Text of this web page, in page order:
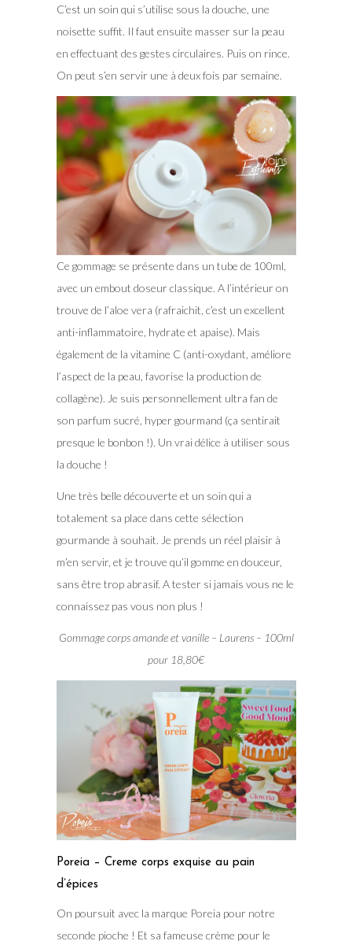
C’est un soin qui s’utilise sous la douche, une
noisette suffit. Il faut ensuite masser sur la peau
en effectuant des gestes circulaires. Puis on rince.
On peut s’en servir une à deux fois par semaine.
Ce gommage se présente dans un tube de 100ml,
avec un embout doseur classique. A l’intérieur on
trouve de l’aloe vera (rafraichit, c’est un excellent
anti-inflammatoire, hydrate et apaise). Mais
également de la vitamine C (anti-oxydant, améliore
l’aspect de la peau, favorise la production de
collagène). Je suis personnellement ultra fan de
son parfum sucré, hyper gourmand (ça sentirait
presque le bonbon !). Un vrai délice à utiliser sous
la douche !
Une très belle découverte et un soin qui a
totalement sa place dans cette sélection
gourmande à souhait. Je prends un réel plaisir à
m’en servir, et je trouve qu’il gomme en douceur,
sans être trop abrasif. A tester si jamais vous ne le
connaissez pas vous non plus !
Gommage corps amande et vanille – Laurens – 100ml
pour 18,80€
Poreia – Creme corps exquise au pain
d’épices
On poursuit avec la marque Poreia pour notre
seconde pioche ! Et sa fameuse crème pour le